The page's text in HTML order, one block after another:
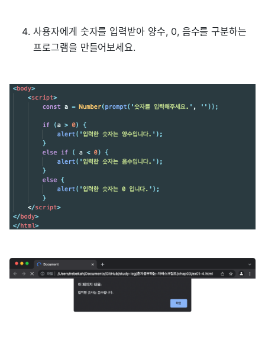
사용자에게 숫자를 입력받아 양수, 0, 음수를 구분하는
프로그램을 만들어보세요.